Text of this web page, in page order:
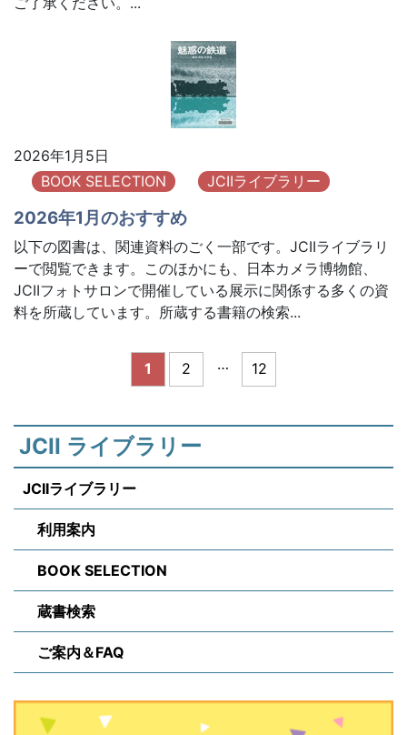
2026年1月5日
BOOK SELECTION
JCIIライブラリー
2026年1月のおすすめ
以下の図書は、関連資料のごく一部です。JCIIライブラリ
ーで閲覧できます。このほかにも、日本カメラ博物館、
JCIIフォトサロンで開催している展示に関係する多くの資
料を所蔵しています。所蔵する書籍の検索...
1 2 … 12
JCII ライブラリー
JCIIライブラリー
利用案内
BOOK SELECTION
蔵書検索
ご案内＆FAQ